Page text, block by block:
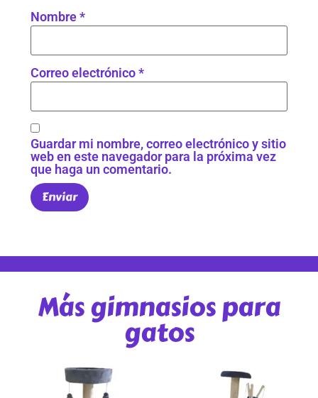
Nombre*
Correo electrónico*
Guardar mi nombre, correo electrónico y sitio
web en este navegador para la próxima vez
que haga un comentario.
Más gimnasios para
gatos